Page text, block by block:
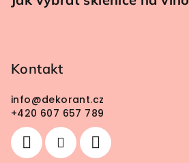
Kontakt
info@dekorant.cz
+420 607 657 789